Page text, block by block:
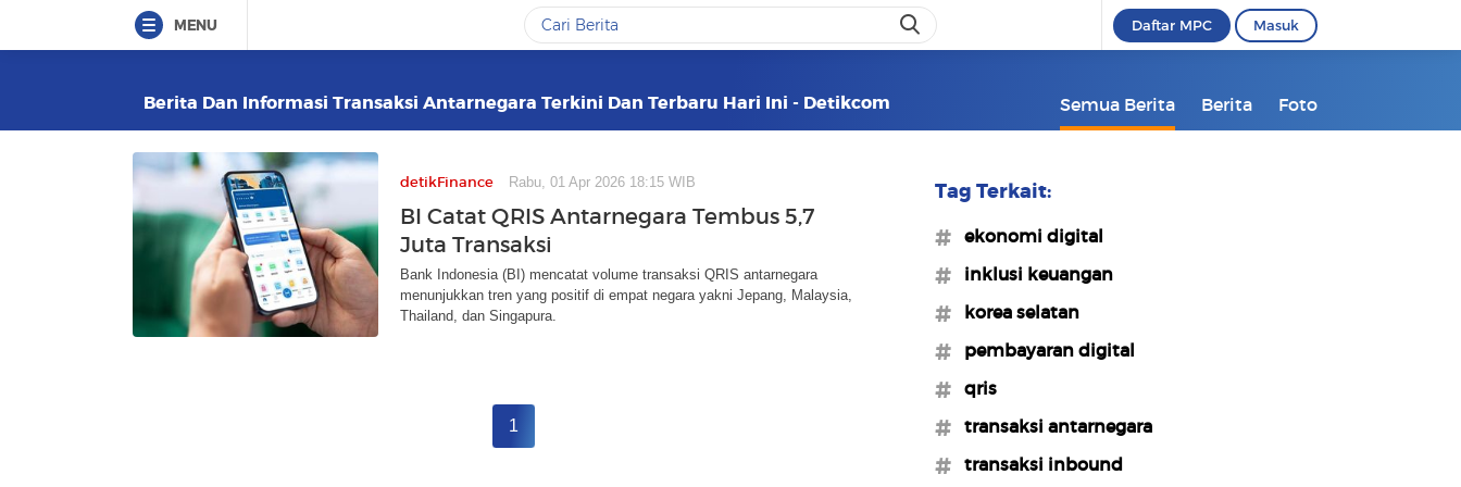
MENU Daftar MPC Masuk
Berita Dan Informasi Transaksi Antarnegara Terkini Dan Terbaru Hari Ini - Detikcom Semua Berita Berita Foto
detikFinance Rabu, 01 Apr 2026 18:15 WIB
BI Catat QRIS Antarnegara Tembus 5,7
Juta Transaksi
Bank Indonesia (BI) mencatat volume transaksi QRIS antarnegara
menunjukkan tren yang positif di empat negara yakni Jepang, Malaysia,
Thailand, dan Singapura.
1
Tag Terkait:
#ekonomi digital
#inklusi keuangan
#korea selatan
#pembayaran digital
#qris
#transaksi antarnegara
#transaksi inbound